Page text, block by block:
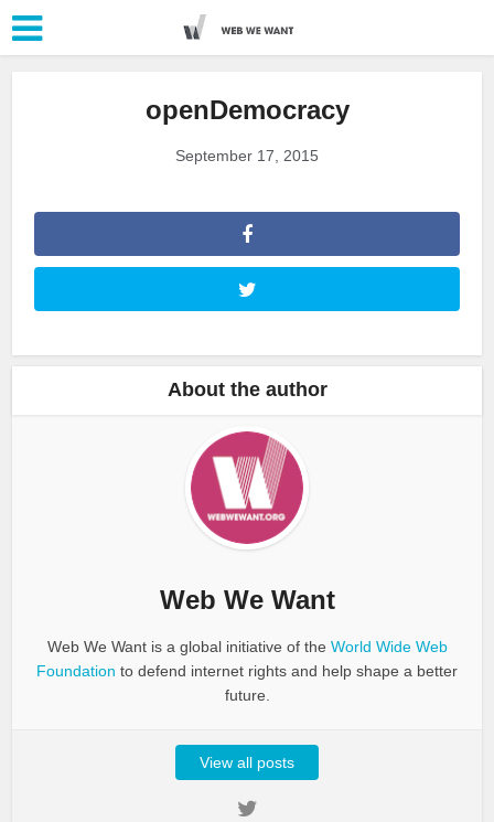
openDemocracy
September 17, 2015
About the author
Web We Want
Web We Want is a global initiative of the World Wide Web
Foundation to defend internet rights and help shape a better
future.
View all posts